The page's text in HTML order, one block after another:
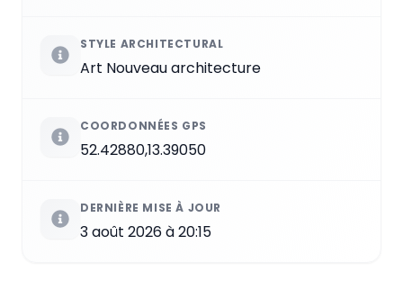
STYLE ARCHITECTURAL
Art Nouveau architecture
COORDONNÉES GPS
52.42880,13.39050
DERNIÈRE MISE À JOUR
3 août 2026 à 20:15